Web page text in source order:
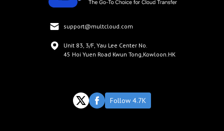
support@multcloud.com
Unit 83, 3/F, Yau Lee Center No.
45 Hoi Yuen Road Kwun Tong,Kowloon.HK
Follow 4.7K